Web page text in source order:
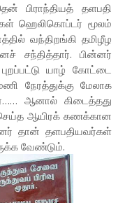
பிராந்தியத் தளபதி
ஹெலிகொப்டர் மூலம்
வந்திறங்கி தமிழீழ
சந்தித்தார். பின்னர்
யாழ் கோட்டை
நேரத்துக்கு மேலாக
ஆனால் கிடைத்தது
ஆயிரக் கணக்கான
தான் தளபதியவர்கள்
வேண்டும்.